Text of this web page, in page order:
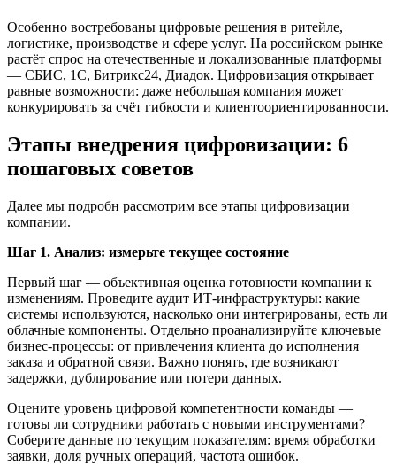
Особенно востребованы цифровые решения в ритейле,
логистике, производстве и сфере услуг. На российском рынке
растёт спрос на отечественные и локализованные платформы
— СБИС, 1С, Битрикс24, Диадок. Цифровизация открывает
равные возможности: даже небольшая компания может
конкурировать за счёт гибкости и клиентоориентированности.
Этапы внедрения цифровизации: 6
пошаговых советов
Далее мы подробн рассмотрим все этапы цифровизации
компании.
Шаг 1. Анализ: измерьте текущее состояние
Первый шаг — объективная оценка готовности компании к
изменениям. Проведите аудит ИТ-инфраструктуры: какие
системы используются, насколько они интегрированы, есть ли
облачные компоненты. Отдельно проанализируйте ключевые
бизнес-процессы: от привлечения клиента до исполнения
заказа и обратной связи. Важно понять, где возникают
задержки, дублирование или потери данных.
Оцените уровень цифровой компетентности команды —
готовы ли сотрудники работать с новыми инструментами?
Соберите данные по текущим показателям: время обработки
заявки, доля ручных операций, частота ошибок.